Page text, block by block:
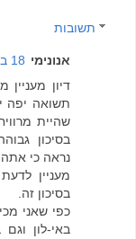
תשובות
אנונימי 18 באוקטובר 2016 בשעה 11:06
דיון
שהיית
נראה כי אתה
מעניין
בסיכון זה.
כפי שאני
באי-לון